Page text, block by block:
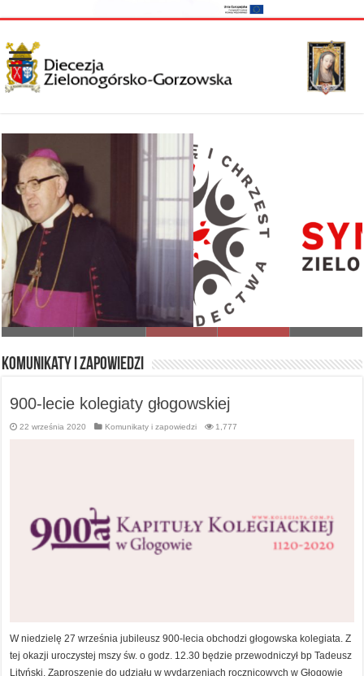
I Synod Diecezji Zielonogórsko-Gorzowskiej
Komunikaty i zapowiedzi
900-lecie kolegiaty głogowskiej
22 września 2020 Komunikaty i zapowiedzi 1,777
W niedzielę 27 września jubileusz 900-lecia obchodzi głogowska kolegiata. Z
tej okazji uroczystej mszy św. o godz. 12.30 będzie przewodniczył bp Tadeusz
Lityński. Zaproszenie do udziału w wydarzeniach rocznicowych w Głogowie